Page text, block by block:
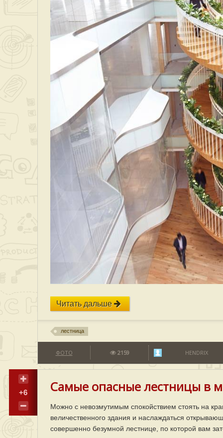
Читать дальше
лестница
ФОТО 2159 HENDRIX
+6 Самые опасные лестницы в
Можно с невозмутимым спокойствием стоять на
величественного здания и наслаждаться
совершенно безумной лестнице, по которой вам